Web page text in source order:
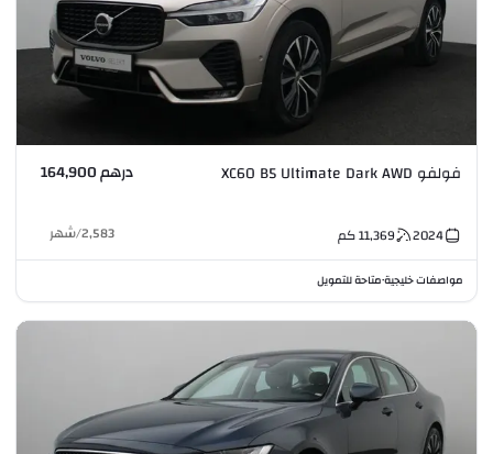
فولفو XC60 B5 Ultimate Dark AWD درهم 164,900
2024
11,369كم 2,583
/شهر
مواصفات خليجية•متاحة للتمويل